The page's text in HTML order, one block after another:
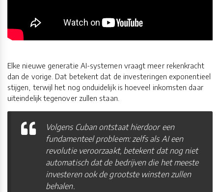
Elke nieuwe generatie AI-systemen vraagt meer rekenkracht
dan de vorige. Dat betekent dat de investeringen exponentieel
stijgen, terwijl het nog onduidelijk is hoeveel inkomsten daar
uiteindelijk tegenover zullen staan.
Volgens Cuban ontstaat hierdoor een
fundamenteel probleem: zelfs als AI een
revolutie veroorzaakt, betekent dat nog niet
automatisch dat de bedrijven die het meeste
investeren ook de grootste winsten zullen
behalen.